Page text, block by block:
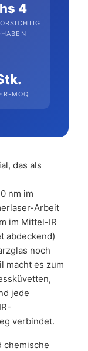
4
MOQ
das als
nm im
Arbeit
im Mittel-IR
abdeckend)
noch
macht es zum
jede
verbindet.
chemische